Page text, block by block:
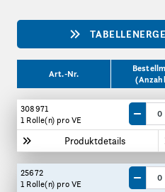
Art.-Nr.
308971
1 Rolle(n) pro VE
Produktdetails
Menge
25672
1 Rolle(n) pro VE Menge